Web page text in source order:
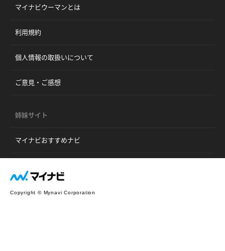
マイナビウーマンとは
利用規約
個人情報の取扱いについて
ご意見・ご感想
姉妹サイト
マイナビおすすめナビ
Copyright © Mynavi Corporation